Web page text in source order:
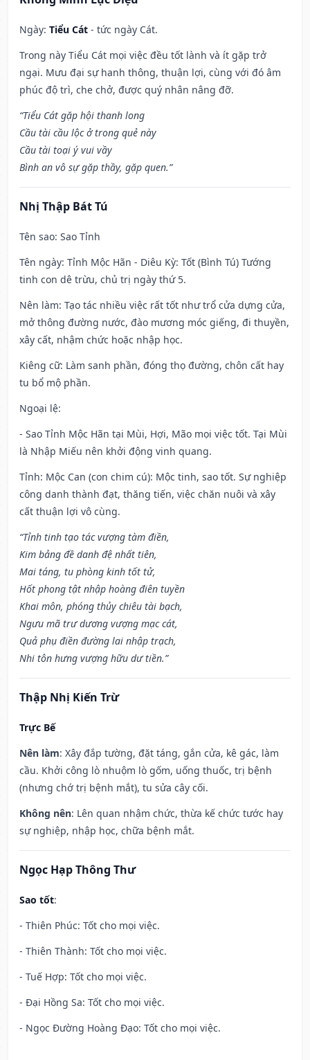
Ngày: Tiểu Cát - tức ngày Cát.
Trong này Tiểu Cát mọi việc đều tốt lành và ít gặp trở
ngại. Mưu đại sự hanh thông, thuận lợi, cùng với đó âm
phúc độ trì, che chở, được quý nhân nâng đỡ.
“Tiểu Cát gặp hội thanh long
Cầu tài cầu lộc ở trong quẻ này
Cầu tài toại ý vui vầy
Bình an vô sự gặp thầy, gặp quen.”
Nhị Thập Bát Tú
Tên sao: Sao Tỉnh
Tên ngày: Tỉnh Mộc Hãn - Diêu Kỳ: Tốt (Bình Tú) Tướng
tinh con dê trừu, chủ trị ngày thứ 5.
Nên làm: Tạo tác nhiều việc rất tốt như trổ cửa dựng cửa,
mở thông đường nước, đào mương móc giếng, đi thuyền,
xây cất, nhậm chức hoặc nhập học.
Kiêng cữ: Làm sanh phần, đóng thọ đường, chôn cất hay
tu bổ mộ phần.
Ngoại lệ:
- Sao Tỉnh Mộc Hãn tại Mùi, Hợi, Mão mọi việc tốt. Tại Mùi
là Nhập Miếu nên khởi động vinh quang.
Tỉnh: Mộc Can (con chim cú): Mộc tinh, sao tốt. Sự nghiệp
công danh thành đạt, thăng tiến, việc chăn nuôi và xây
cất thuận lợi vô cùng.
“Tỉnh tinh tạo tác vượng tàm điền,
Kim bảng đề danh đệ nhất tiên,
Mai táng, tu phòng kinh tốt tử,
Hốt phong tật nhập hoàng điên tuyền
Khai môn, phóng thủy chiêu tài bạch,
Ngưu mã trư dương vượng mạc cát,
Quả phụ điền đường lai nhập trạch,
Nhi tôn hưng vượng hữu dư tiền.”
Thập Nhị Kiến Trừ
Trực Bế
Nên làm: Xây đắp tường, đặt táng, gắn cửa, kê gác, làm
cầu. Khởi công lò nhuộm lò gốm, uống thuốc, trị bệnh
(nhưng chớ trị bệnh mắt), tu sửa cây cối.
Không nên: Lên quan nhậm chức, thừa kế chức tước hay
sự nghiệp, nhập học, chữa bệnh mắt.
Ngọc Hạp Thông Thư
Sao tốt:
- Thiên Phúc: Tốt cho mọi việc.
- Thiên Thành: Tốt cho mọi việc.
- Tuế Hợp: Tốt cho mọi việc.
- Đại Hồng Sa: Tốt cho mọi việc.
- Ngọc Đường Hoàng Đạo: Tốt cho mọi việc.